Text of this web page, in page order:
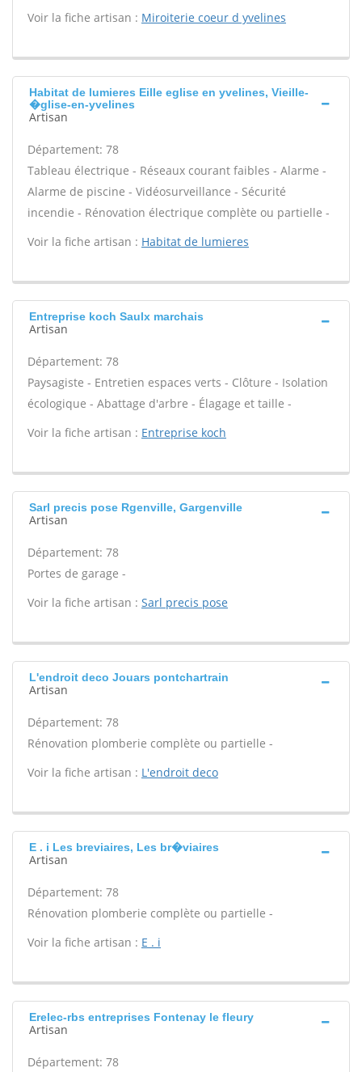
Voir la fiche artisan : Miroiterie coeur d yvelines
Habitat de lumieres Eille eglise en yvelines, Vieille-
�glise-en-yvelines
Artisan
Département: 78
Tableau électrique - Réseaux courant faibles - Alarme -
Alarme de piscine - Vidéosurveillance - Sécurité
incendie - Rénovation électrique complète ou partielle -
Voir la fiche artisan : Habitat de lumieres
Entreprise koch Saulx marchais
Artisan
Département: 78
Paysagiste - Entretien espaces verts - Clôture - Isolation
écologique - Abattage d'arbre - Élagage et taille -
Voir la fiche artisan : Entreprise koch
Sarl precis pose Rgenville, Gargenville
Artisan
Département: 78
Portes de garage -
Voir la fiche artisan : Sarl precis pose
L'endroit deco Jouars pontchartrain
Artisan
Département: 78
Rénovation plomberie complète ou partielle -
Voir la fiche artisan : L'endroit deco
E . i Les breviaires, Les br�viaires
Artisan
Département: 78
Rénovation plomberie complète ou partielle -
Voir la fiche artisan : E . i
Erelec-rbs entreprises Fontenay le fleury
Artisan
Département: 78